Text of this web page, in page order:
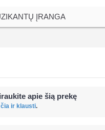
ĮRANGA
apie šią prekę
ir klausti.